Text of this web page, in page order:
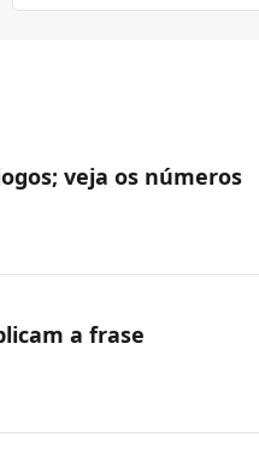
veja os números
a frase